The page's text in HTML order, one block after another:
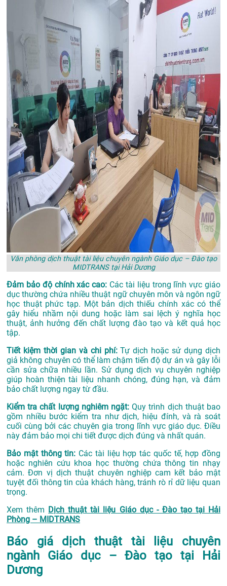
Văn phòng dịch thuật tài liệu chuyên ngành Giáo dục – Đào tạo
MIDTRANS tại Hải Dương
Đảm bảo độ chính xác cao: Các tài liệu trong lĩnh vực giáo
dục thường chứa nhiều thuật ngữ chuyên môn và ngôn ngữ
học thuật phức tạp. Một bản dịch thiếu chính xác có thể
gây hiểu nhầm nội dung hoặc làm sai lệch ý nghĩa học
thuật, ảnh hưởng đến chất lượng đào tạo và kết quả học
tập.
Tiết kiệm thời gian và chi phí:Tự dịch hoặc sử dụng dịch
giả không chuyên có thể làm chậm tiến độ dự án và gây lỗi
cần sửa chữa nhiều lần. Sử dụng dịch vụ chuyên nghiệp
giúp hoàn thiện tài liệu nhanh chóng, đúng hạn, và đảm
bảo chất lượng ngay từ đầu.
Kiểm tra chất lượng nghiêm ngặt:Quy trình dịch thuật bao
gồm nhiều bước kiểm tra như dịch, hiệu đính, và rà soát
cuối cùng bởi các chuyên gia trong lĩnh vực giáo dục. Điều
này đảm bảo mọi chi tiết được dịch đúng và nhất quán.
Bảo mật thông tin: Các tài liệu hợp tác quốc tế, hợp đồng
hoặc nghiên cứu khoa học thường chứa thông tin nhạy
cảm. Đơn vị dịch thuật chuyên nghiệp cam kết bảo mật
tuyệt đối thông tin của khách hàng, tránh rò rỉ dữ liệu quan
trọng.
Xem thêm Dịch thuật tài liệu Giáo dục - Đào tạo tại Hải
Phòng – MIDTRANS
Báo giá dịch thuật tài liệu chuyên
ngành Giáo dục – Đào tạo tại Hải
Dương